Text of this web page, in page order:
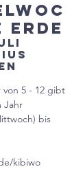
Erde
von 5 - 12 gibt
Jahr
bis
kibiwo